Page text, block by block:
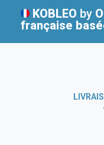
KOBLEO by
française